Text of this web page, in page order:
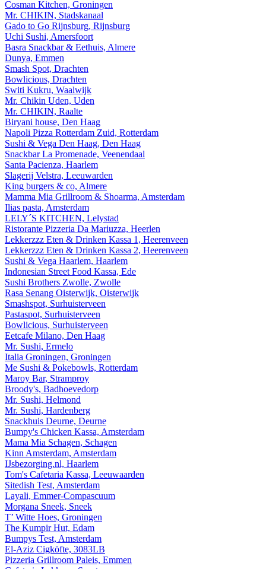
Cosman Kitchen, Groningen
Mr. CHIKIN, Stadskanaal
Gado to Go Rijnsburg, Rijnsburg
Uchi Sushi, Amersfoort
Basra Snackbar & Eethuis, Almere
Dunya, Emmen
Smash Spot, Drachten
Bowlicious, Drachten
Switi Kukru, Waalwijk
Mr. Chikin Uden, Uden
Mr. CHIKIN, Raalte
Biryani house, Den Haag
Napoli Pizza Rotterdam Zuid, Rotterdam
Sushi & Vega Den Haag, Den Haag
Snackbar La Promenade, Veenendaal
Santa Pacienza, Haarlem
Slagerij Velstra, Leeuwarden
King burgers & co, Almere
Mamma Mia Grillroom & Shoarma, Amsterdam
Ilias pasta, Amsterdam
LELY´S KITCHEN, Lelystad
Ristorante Pizzeria Da Mariuzza, Heerlen
Lekkerzzz Eten & Drinken Kassa 1, Heerenveen
Lekkerzzz Eten & Drinken Kassa 2, Heerenveen
Sushi & Vega Haarlem, Haarlem
Indonesian Street Food Kassa, Ede
Sushi Brothers Zwolle, Zwolle
Rasa Senang Oisterwijk, Oisterwijk
Smashspot, Surhuisterveen
Pastaspot, Surhuisterveen
Bowlicious, Surhuisterveen
Eetcafe Milano, Den Haag
Mr. Sushi, Ermelo
Italia Groningen, Groningen
Me Sushi & Pokebowls, Rotterdam
Maroy Bar, Stramproy
Broody's, Badhoevedorp
Mr. Sushi, Helmond
Mr. Sushi, Hardenberg
Snackhuis Deurne, Deurne
Bumpy's Chicken Kassa, Amsterdam
Mama Mia Schagen, Schagen
Kinn Amsterdam, Amsterdam
IJsbezorging.nl, Haarlem
Tom's Cafetaria Kassa, Leeuwaarden
Sitedish Test, Amsterdam
Layali, Emmer-Compascuum
Morgana Sneek, Sneek
T’ Witte Hoes, Groningen
The Kumpir Hut, Edam
Bumpys Test, Amsterdam
El-Aziz Cigköfte, 3083LB
Pizzeria Grillroom Paleis, Emmen